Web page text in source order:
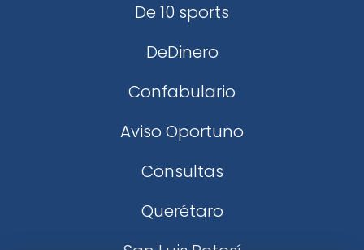
De 10 sports
DeDinero
Confabulario
Aviso Oportuno
Consultas
Querétaro